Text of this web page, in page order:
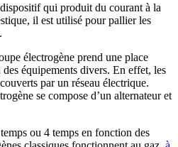
qui produit du courant à la
il est utilisé pour pallier les
électrogène prend une place
équipements divers. En effet, les
par un réseau électrique.
se compose d’un alternateur et
ou 4 temps en fonction des